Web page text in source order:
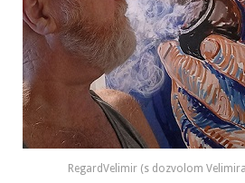
RegardVelimir (s dozvolom